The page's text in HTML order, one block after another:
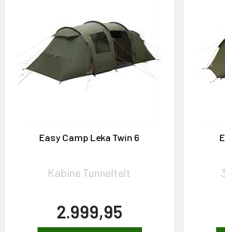
Easy Camp Leka Twin 6
Kabine Tunneltelt
2.999,95